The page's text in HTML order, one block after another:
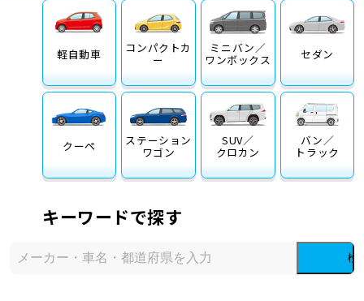
軽自動車 コンパクトカ
ー
ミニバン／
ワンボックス セダン
クーペ ステーション
ワゴン
SUV／
クロカン
バン／
トラック
キーワードで探す
検